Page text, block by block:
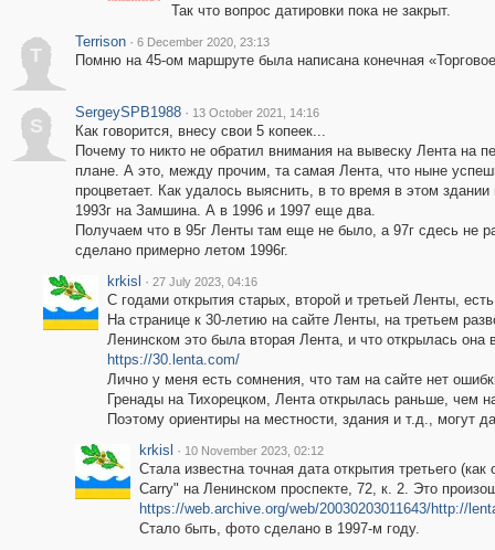
Так что вопрос датировки пока не закрыт.
T
Terrison · 6 December 2020, 23:13
Помню на 45-ом маршруте была написана конечная
S
SergeySPB1988 · 13 October 2021, 14:16
Как говорится, внесу свои 5 копеек...
Почему то никто не обратил внимания на вывеску Лента на
плане. А это, между прочим, та самая Лента, что ныне
процветает. Как удалось выяснить, в то время в этом
1993г на Замшина. А в 1996 и 1997 еще два.
Получаем что в 95г Ленты там еще не было, а 97г сдесь не
сделано примерно летом 1996г.
krkisl · 27 July 2023, 04:16
С годами открытия старых, второй и третьей Ленты,
На странице к 30-летию на сайте Ленты, на третьем
Ленинском это была вторая Лента, и что открылась она
https://30.lenta.com/
Лично у меня есть сомнения, что там на сайте нет
Гренады на Тихорецком, Лента открылась раньше, чем
Поэтому ориентиры на местности, здания и т.д., могут
krkisl · 10 November 2023, 02:12
Стала известна точная дата открытия третьего
Carry" на Ленинском проспекте, 72, к. 2. Это
https://web.archive.org/web/20030203011643/http://
Стало быть, фото сделано в 1997-м году.